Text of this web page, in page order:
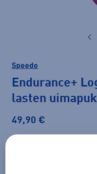
Speedo
Endurance+
lasten
49,90 €